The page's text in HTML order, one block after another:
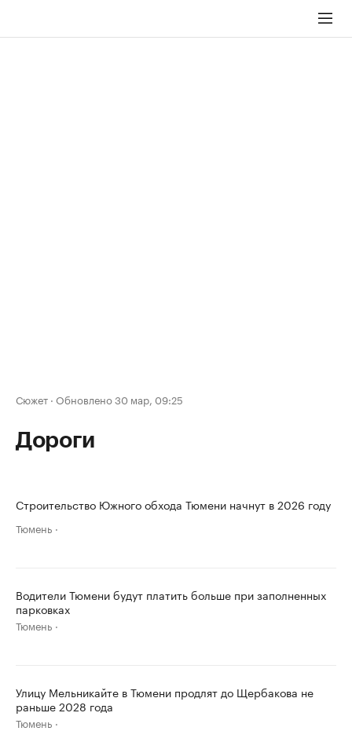
Сюжет · Обновлено 30 мар, 09:25
Дороги
Строительство Южного обхода Тюмени начнут в 2026 году
Тюмень
Водители Тюмени будут платить больше при заполненных
парковках
Тюмень
Улицу Мельникайте в Тюмени продлят до Щербакова не
раньше 2028 года
Тюмень